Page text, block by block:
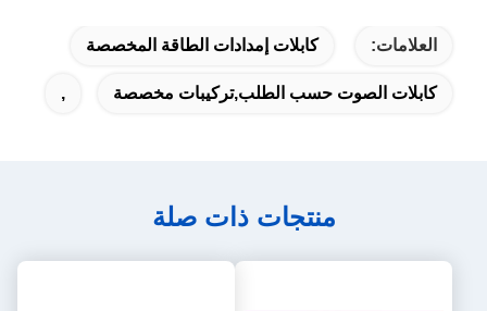
العلامات: كابلات إمدادات الطاقة المخصصة
كابلات الصوت حسب الطلب,تركيبات مخصصة ,
منتجات ذات صلة